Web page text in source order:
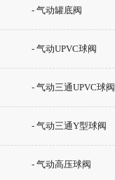
- 气动罐底阀
- 气动UPVC球阀
- 气动三通UPVC球阀
- 气动三通Y型球阀
- 气动高压球阀